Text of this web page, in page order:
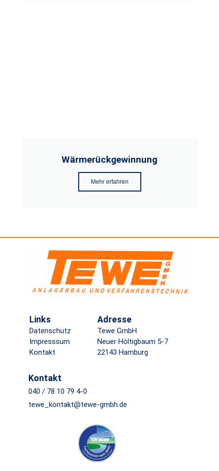
Wärmerückgewinnung
Mehr erfahren
Links
Datenschutz
Impresssum
Kontakt
Adresse
Tewe GmbH
Neuer Höltigbaum 5-7
22143 Hamburg
Kontakt
040 / 78 10 79 4-0
tewe_kontakt@tewe-gmbh.de